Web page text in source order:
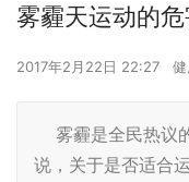
雾霾天运动的
2017年2月22日 22:27
雾霾是全民热议
说，关于是否适合